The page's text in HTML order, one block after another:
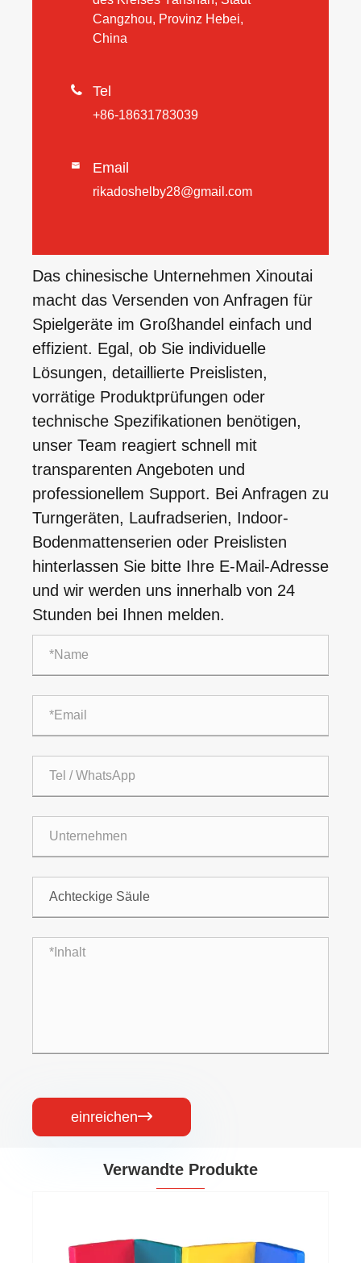
Cangzhou, Provinz Hebei,
China
 Tel
+86-18631783039
 Email
rikadoshelby28@gmail.com
Das chinesische Unternehmen Xinoutai
macht das Versenden von Anfragen für
Spielgeräte im Großhandel einfach und
effizient. Egal, ob Sie individuelle
Lösungen, detaillierte Preislisten,
vorrätige Produktprüfungen oder
technische Spezifikationen benötigen,
unser Team reagiert schnell mit
transparenten Angeboten und
professionellem Support. Bei Anfragen zu
Turngeräten, Laufradserien, Indoor-
Bodenmattenserien oder Preislisten
hinterlassen Sie bitte Ihre E-Mail-Adresse
und wir werden uns innerhalb von 24
Stunden bei Ihnen melden.
einreichen
Verwandte Produkte